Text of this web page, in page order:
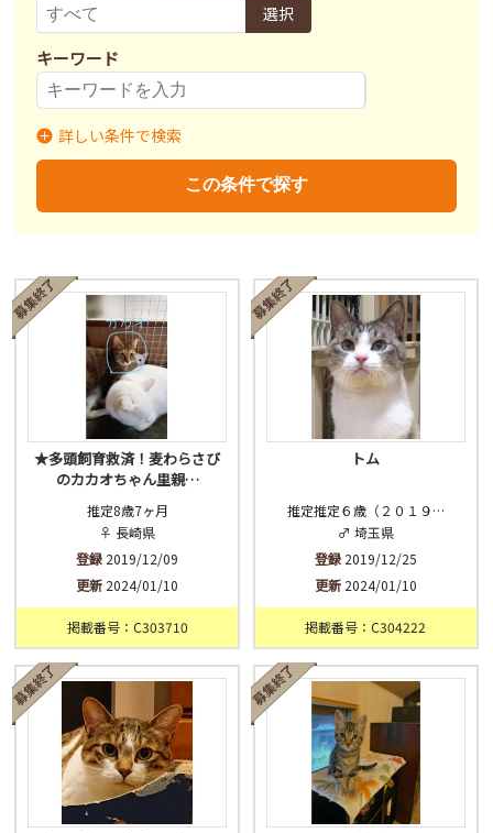
選択
キーワード
募集状況
不妊去勢手術
済 未 不明
詳しい条件で検索
この条件で探す
★多頭飼育救済！麦わらさび
のカカオちゃん里親…
推定8歳7ヶ月
♀ 長崎県
登録 2019/12/09
更新 2024/01/10
掲載番号：C303710
トム
推定推定６歳（２０１９…
♂ 埼玉県
登録2019/12/25
更新2024/01/10
掲載番号：C304222